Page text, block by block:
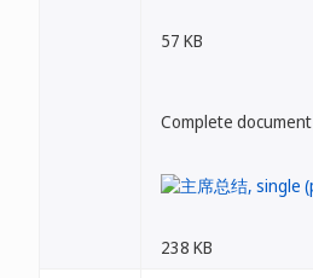
57 KB
Complete document
238 KB